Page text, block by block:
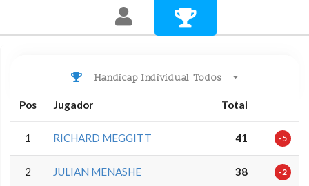
Handicap Individual Todos
Pos Jugador Total
1 RICHARD MEGGITT 41 -5
2 JULIAN MENASHE 38 -2